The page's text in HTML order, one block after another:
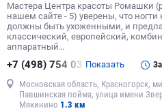
Мастера Центра красоты Ромашки
нашем сайте - 5) уверены, что
должны быть ухоженными, и
классический, европейский,
аппаратный…
+7 (498) 754 03 Показать
Московская область, Красногорск,
Павшинская пойма, улица имени
Мякинино 1.3 км